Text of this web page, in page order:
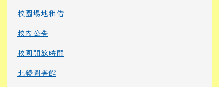
校園場地租借
校內公告
校園開放時間
北勢圖書館